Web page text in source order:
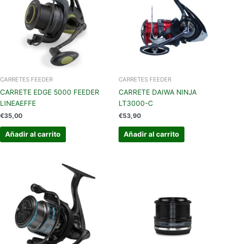
CARRETES FEEDER
CARRETE EDGE 5000 FEEDER
LINEAEFFE
€35,00
Añadir al carrito
CARRETES FEEDER
CARRETE DAIWA NINJA
LT3000-C
€53,90
Añadir al carrito